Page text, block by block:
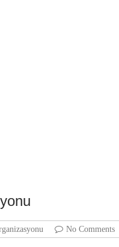
No Comments